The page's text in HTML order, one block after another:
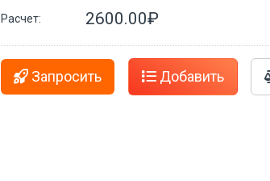
Расчет: 2600.00₽
Запросить Добавить